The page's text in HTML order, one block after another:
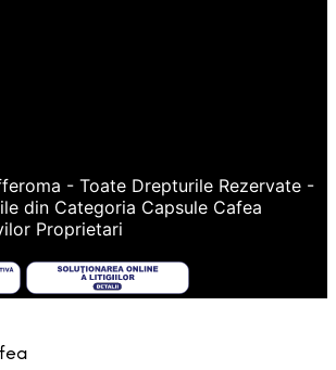
- Toate Drepturile Rezervate -
din Categoria Capsule Cafea
Proprietari